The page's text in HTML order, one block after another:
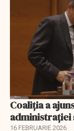
Coaliția a
administrației
16 FEBRUARIE 2026